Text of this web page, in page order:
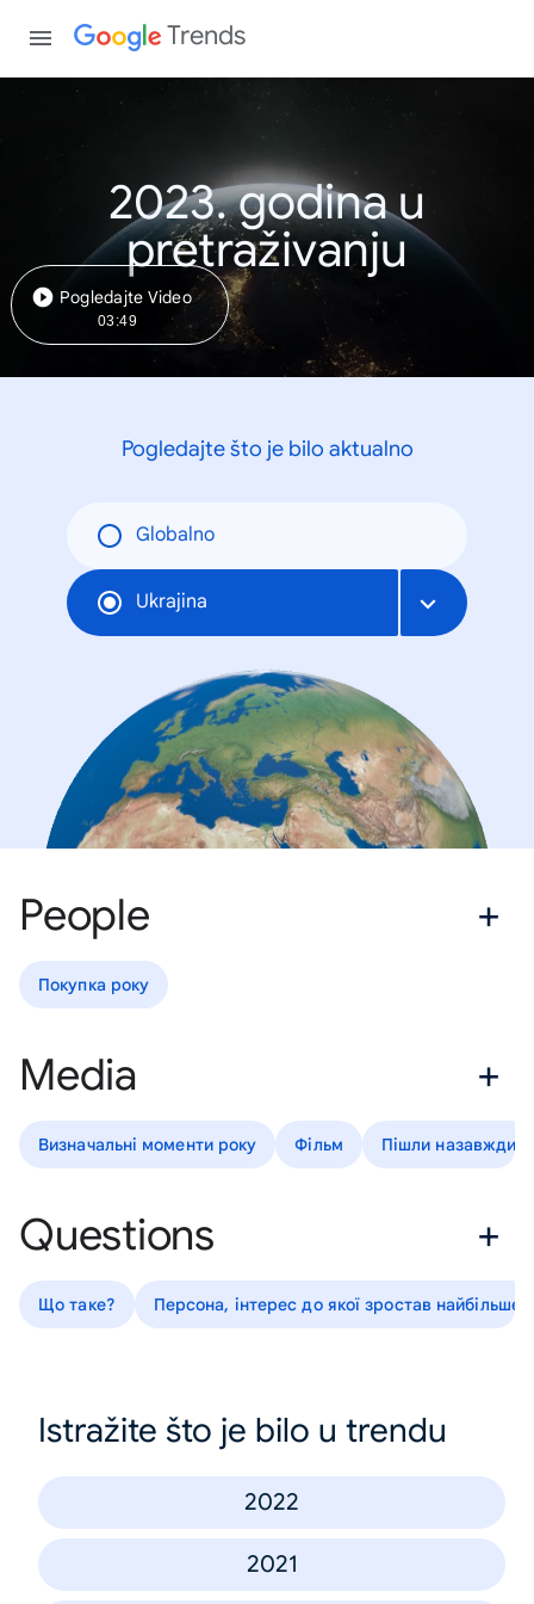
Trends
2023. godina u
pretraživanju
Pogledajte Video
03:49
Pogledajte što je bilo aktualno
Globalno
Ukrajina
People
Покупка року
Media
Визначальні моменти року Фільм Пішли назавжди
Questions
Що таке? Персона, інтерес до якої зростав найбільше
Istražite što je bilo u trendu
2022
2021